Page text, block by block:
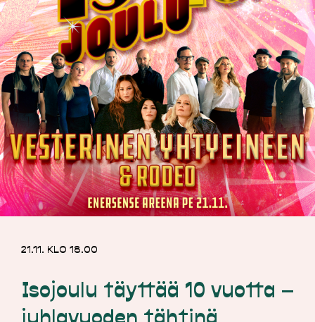
21.11. KLO 18.00
Isojoulu täyttää 10 vuotta –